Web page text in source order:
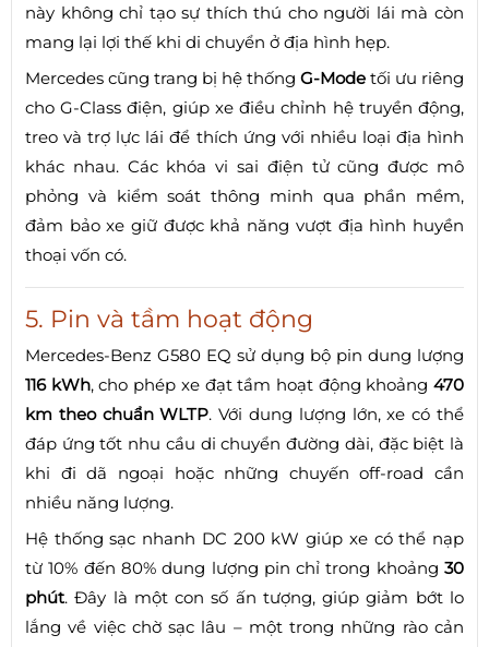
này không chỉ tạo sự thích thú cho người lái mà còn
mang lại lợi thế khi di chuyển ở địa hình hẹp.
Mercedes cũng trang bị hệ thống G-Mode tối ưu riêng
cho G-Class điện, giúp xe điều chỉnh hệ truyền động,
treo và trợ lực lái để thích ứng với nhiều loại địa hình
khác nhau. Các khóa vi sai điện tử cũng được mô
phỏng và kiểm soát thông minh qua phần mềm,
đảm bảo xe giữ được khả năng vượt địa hình huyền
thoại vốn có.
5. Pin và tầm hoạt động
Mercedes-Benz G580 EQ sử dụng bộ pin dung lượng
116 kWh, cho phép xe đạt tầm hoạt động khoảng470
km theo chuẩn WLTP. Với dung lượng lớn, xe có thể
đáp ứng tốt nhu cầu di chuyển đường dài, đặc biệt là
khi đi dã ngoại hoặc những chuyến off-road cần
nhiều năng lượng.
Hệ thống sạc nhanh DC 200 kW giúp xe có thể nạp
từ 10% đến 80% dung lượng pin chỉ trong khoảng 30
phút. Đây là một con số ấn tượng, giúp giảm bớt lo
lắng về việc chờ sạc lâu – một trong những rào cản